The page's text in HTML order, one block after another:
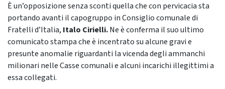
È un’opposizione senza sconti quella che con pervicacia sta
portando avanti il capogruppo in Consiglio comunale di
Fratelli d’Italia, Italo Cirielli.Ne è conferma il suo ultimo
comunicato stampa che è incentrato su alcune gravi e
presunte anomalie riguardanti la vicenda degli ammanchi
milionari nelle Casse comunali e alcuni incarichi illegittimi a
essa collegati.